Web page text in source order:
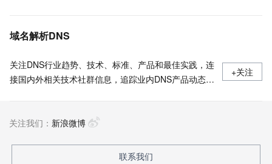
域名解析DNS
关注DNS行业趋势、技术、标准、产品和最佳实践，连
接国内外相关技术社群信息，追踪业内DNS产品动态，
+关注
关注我们： 新浪微博
联系我们